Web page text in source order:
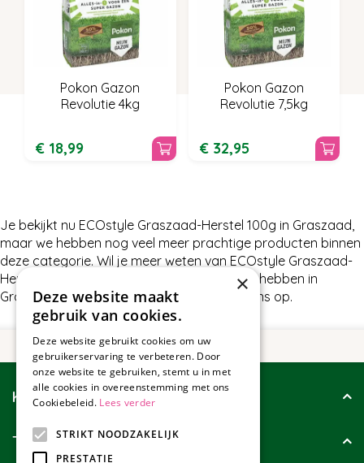
Pokon Gazon
Revolutie 4kg
€ 18,99
Pokon Gazon
Revolutie 7,5kg
€ 32,95
Je bekijkt nu ECOstyle Graszaad-Herstel 100g in Graszaad,
maar we hebben nog veel meer prachtige producten binnen
deze categorie. Wil je meer weten van ECOstyle Graszaad-
Herstel 100g of wat wij nog meer te bieden hebben in
Graszaad, neem dan gerust contact met ons op.
Klantenservice
Tuincollectie
×
Deze website maakt
gebruik van cookies.
Deze website gebruikt cookies om uw
gebruikerservaring te verbeteren. Door
onze website te gebruiken, stemt u in met
alle cookies in overeenstemming met ons
Cookiebeleid. Lees verder
STRIKT NOODZAKELIJK
PRESTATIE